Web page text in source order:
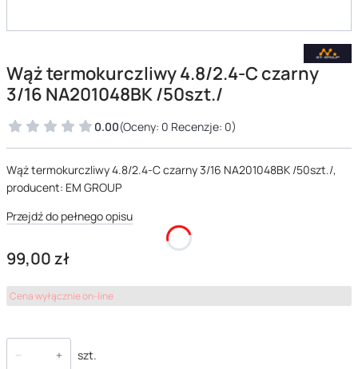
Wąż termokurczliwy 4.8/2.4-C czarny
3/16 NA201048BK /50szt./
0.00(Oceny: 0 Recenzje: 0)
Wąż termokurczliwy 4.8/2.4-C czarny 3/16 NA201048BK /50szt./,
producent: EM GROUP
Przejdź do pełnego opisu
Cena
99,00 zł
Cena wyłącznie on-line
szt.